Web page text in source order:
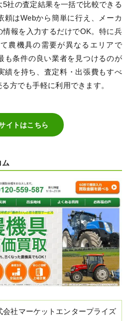
社の査定結果を一括で比較できる
頼はWebから簡単に行え、メーカ
情報を入力するだけでOK。特に兵
農機具の需要が異なるエリアで
も条件の良い業者を見つけるのが
績を持ち、査定料・出張費もすべ
方でも手軽に利用できます。
イトはこちら
ム
会社マーケットエンタープライズ